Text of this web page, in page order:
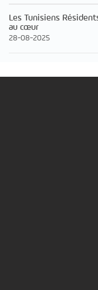
Les Tunisiens
au cœur
28-08-2025